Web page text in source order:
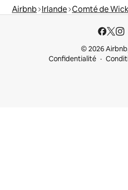
Airbnb Irlande Comté de
© 2026
Confidentialité